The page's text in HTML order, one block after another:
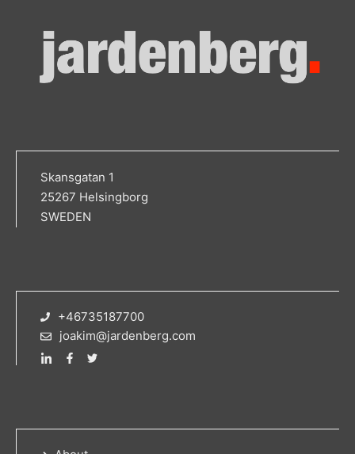
Skansgatan 1
25267 Helsingborg
SWEDEN
+46735187700
joakim@jardenberg.com